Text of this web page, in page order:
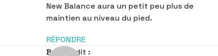
New Balance aura un petit peu plus de
maintien au niveau du pied.
RÉPONDRE
Benoit
dit :